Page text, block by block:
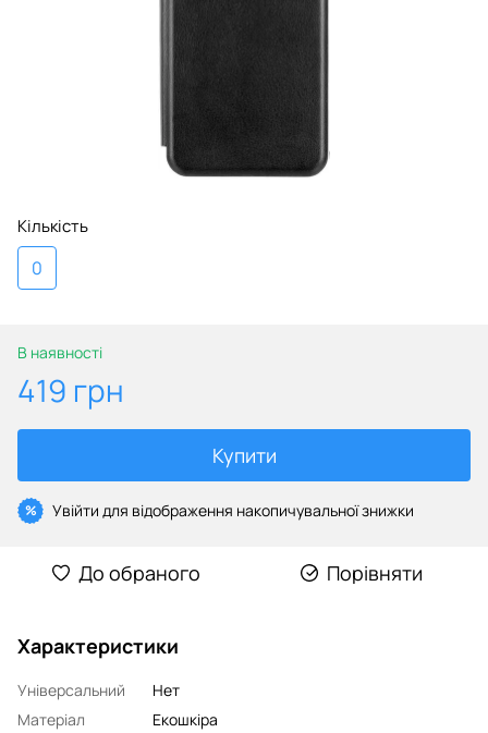
Кількість
0
В наявності
419 грн
Купити
% Увійти для відображення накопичувальної знижки
До обраного Порівняти
Характеристики
Універсальний
Нет
Матеріал
Екошкіра